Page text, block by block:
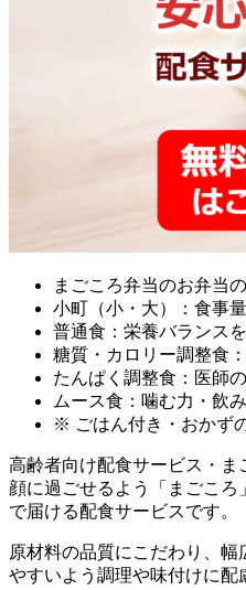
まごころ弁当のお弁当
小町（小・大）：食事
普通食：栄養バランス
糖質・カロリー調整食
たんぱく調整食：医師
ムース食：噛む力・飲
※ ごはん付き・おかず
高齢者向け配食サービス・
顔に過ごせるよう「まごころ
で届ける配食サービスです。
原材料の品質にこだわり、
やすいよう調理や味付けに配